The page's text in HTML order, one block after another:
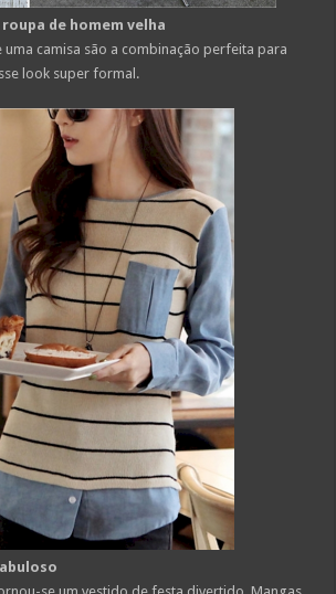
de homem velha
uma camisa são a combinação perfeita para
look super formal.